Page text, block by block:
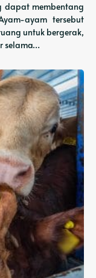
dapat membentang
ayam tersebut
untuk bergerak,
selama…